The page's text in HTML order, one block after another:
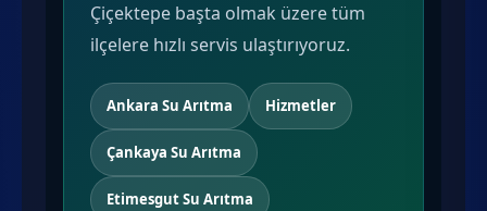
Çiçektepe başta olmak üzere tüm
ilçelere hızlı servis ulaştırıyoruz.
Ankara Su Arıtma Hizmetler
Çankaya Su Arıtma
Etimesgut Su Arıtma